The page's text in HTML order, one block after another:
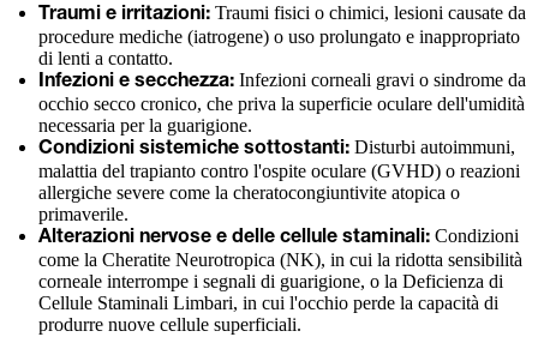
Traumi e irritazioni: Traumi fisici o chimici, lesioni causate da
procedure mediche (iatrogene) o uso prolungato e inappropriato
di lenti a contatto.
Infezioni e secchezza: Infezioni corneali gravi o sindrome da
occhio secco cronico, che priva la superficie oculare dell'umidità
necessaria per la guarigione.
Condizioni sistemiche sottostanti: Disturbi autoimmuni,
malattia del trapianto contro l'ospite oculare (GVHD) o reazioni
allergiche severe come la cheratocongiuntivite atopica o
primaverile.
Alterazioni nervose e delle cellule staminali: Condizioni
come la Cheratite Neurotropica (NK), in cui la ridotta sensibilità
corneale interrompe i segnali di guarigione, o la Deficienza di
Cellule Staminali Limbari, in cui l'occhio perde la capacità di
produrre nuove cellule superficiali.